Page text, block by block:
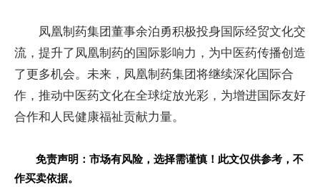
凤凰制药集团董事余泊勇积极投身国际经贸文化交
流，提升了凤凰制药的国际影响力，为中医药传播创造
了更多机会。未来，凤凰制药集团将继续深化国际合
作，推动中医药文化在全球绽放光彩，为增进国际友好
合作和人民健康福祉贡献力量。
免责声明：市场有风险，选择需谨慎！此文仅供参考，不
作买卖依据。